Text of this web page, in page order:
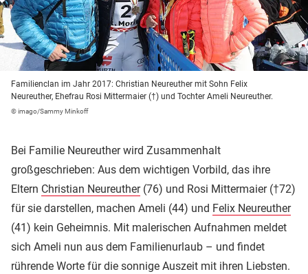
Familienclan im Jahr 2017: Christian Neureuther mit Sohn Felix
Neureuther, Ehefrau Rosi Mittermaier (†) und Tochter Ameli Neureuther.
© imago/Sammy Minkoff
Bei Familie Neureuther wird Zusammenhalt
großgeschrieben: Aus dem wichtigen Vorbild, das ihre
Eltern Christian Neureuther(76) und Rosi Mittermaier (†72)
für sie darstellen, machen Ameli (44) und Felix Neureuther
(41) kein Geheimnis. Mit malerischen Aufnahmen meldet
sich Ameli nun aus dem Familienurlaub – und findet
rührende Worte für die sonnige Auszeit mit ihren Liebsten.